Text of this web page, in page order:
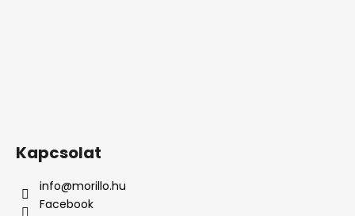
Kapcsolat
info@morillo.hu
Facebook